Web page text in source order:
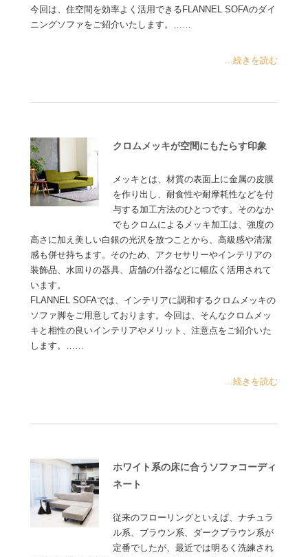
今回は、住空間を効率よく活用できるFLANNEL SOFAのダイ
ニングソファをご紹介いたします。……
...続きを読む
クロムメッキが空間にもたらす印象
メッキとは、材質の表面上に金属の皮膜
を作り出し、耐食性や耐摩耗性などを付
与する加工方法のひとつです。そのなか
でもクロムによるメッキ加工は、強度の
高さに加え美しい白銀の光沢を放つことから、高級感や清潔
感も併せ持ちます。そのため、アクセサリーやインテリアの
装飾品、水回りの器具、店舗の什器などに幅広く活用されて
います。
FLANNEL SOFAでは、インテリアに調和するクロムメッキの
ソファ脚をご用意しております。今回は、そんなクロムメッ
キと相性の良いインテリアやメリット、注意点をご紹介いた
します。……
...続きを読む
ホワイト系の床に合うソファコーディ
ネート
従来のフローリングといえば、ナチュラ
ル系、ブラウン系、ダークブラウン系が
定番でしたが、最近では明るく洗練され